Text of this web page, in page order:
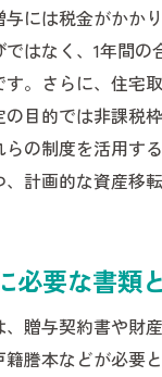
には税金がかか
はなく、1年間の
す。さらに、住宅
目的では非課税
らの制度を活用す
計画的な資産移
必要な書類
贈与契約書や財
謄本などが必要